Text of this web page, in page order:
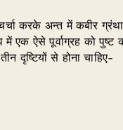
करके अन्त में कबीर
ऐसे पूर्वाग्रह को पुष्ट
दृष्टियों से होना चाहिए-